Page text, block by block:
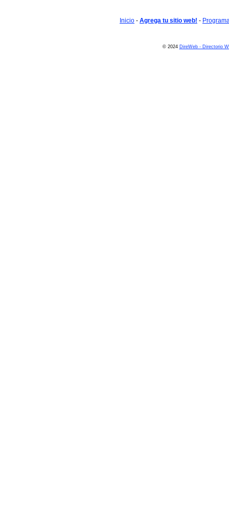
Inicio - Agrega tu sitio web! -
© 2024 DireWeb - Directorio